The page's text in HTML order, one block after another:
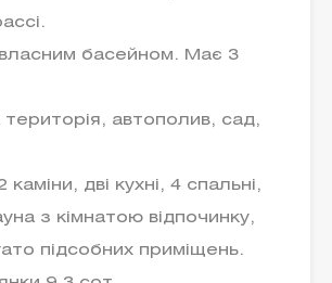
басейном. Має 3
автополив, сад,
каміни, дві кухні, 4 спальні,
з кімнатою відпочинку,
підсобних приміщень.